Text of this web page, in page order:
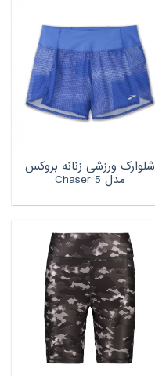
شلوارک ورزشی زنانه بروکس
مدل Chaser 5